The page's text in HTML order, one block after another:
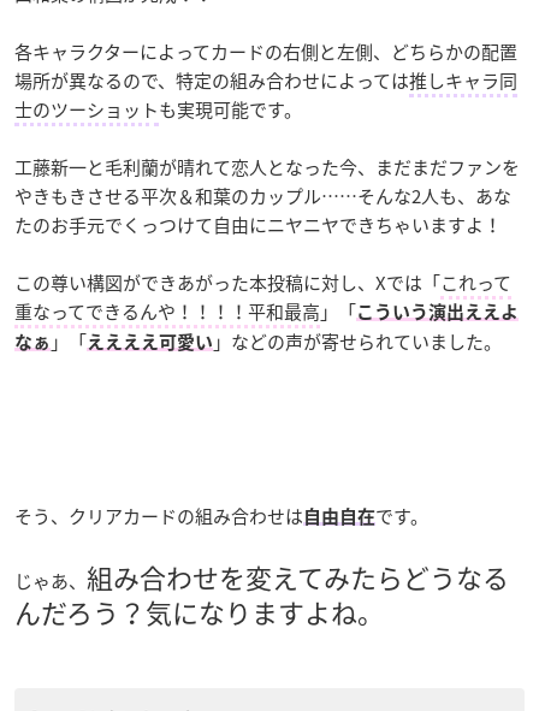
各キャラクターによってカードの右側と左側、どちらかの配置
場所が異なるので、特定の組み合わせによっては推しキャラ同
士のツーショットも実現可能です。
工藤新一と毛利蘭が晴れて恋人となった今、まだまだファンを
やきもきさせる平次＆和葉のカップル……そんな2人も、あな
たのお手元でくっつけて自由にニヤニヤできちゃいますよ！
この尊い構図ができあがった本投稿に対し、Xでは「これって
重なってできるんや！！！！平和最高 」「こういう演出ええよ
なぁ 」「ええええ可愛い 」などの声が寄せられていました。
そう、クリアカードの組み合わせは 自由自在です。
じゃあ、 組み合わせを変えてみたらどうなる
んだろう？気になりますよね。